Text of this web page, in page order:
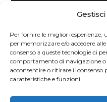
Per fornire le migliori
per memorizzare e/o accedere
consenso a queste tecnologie ci
comportamento di navigazione o
acconsentire o ritirare il
caratteristiche e funzioni.